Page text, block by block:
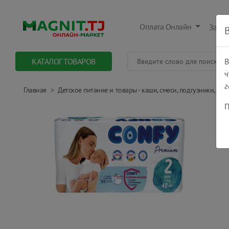
Оплата Онлайн
КАТАЛОГ ТОВАРОВ
Главная Детское питание и товары - каши, смеси, подгузники,